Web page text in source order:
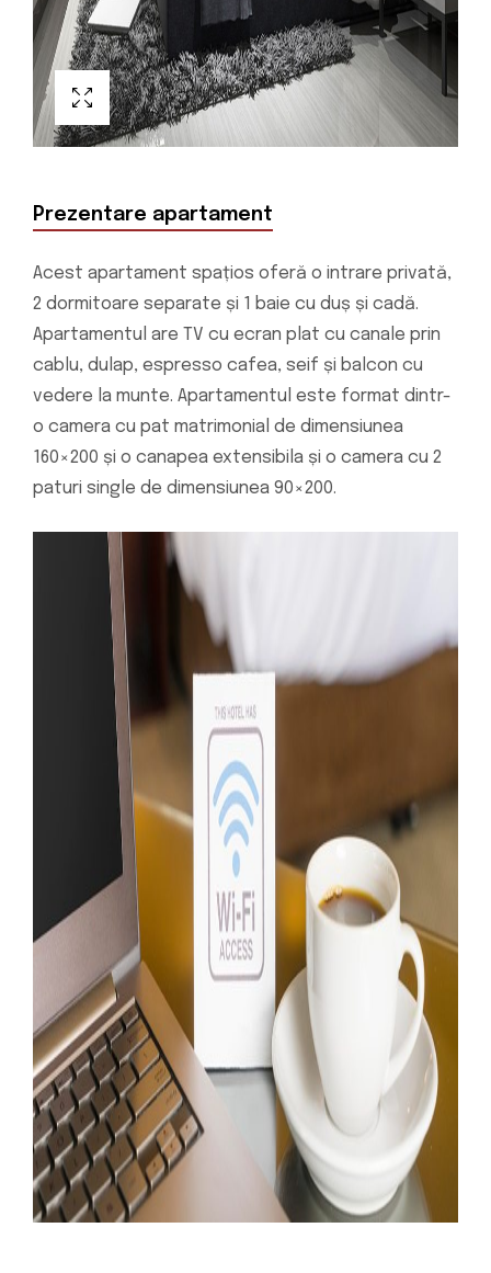
Prezentare apartament
Acest apartament spațios oferă o intrare privată,
2 dormitoare separate și 1 baie cu duș și cadă.
Apartamentul are TV cu ecran plat cu canale prin
cablu, dulap, espresso cafea, seif și balcon cu
vedere la munte. Apartamentul este format dintr-
o camera cu pat matrimonial de dimensiunea
160×200 și o canapea extensibila și o camera cu 2
paturi single de dimensiunea 90×200.